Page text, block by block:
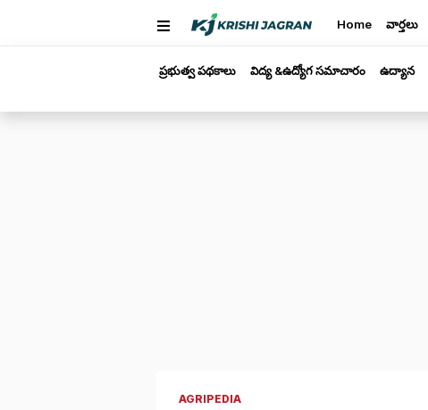
Home వార్తలు
ప్రభుత్వ పథకాలు విద్య &ఉద్యోగ సమాచారం ఉద్యాన
AGRIPEDIA